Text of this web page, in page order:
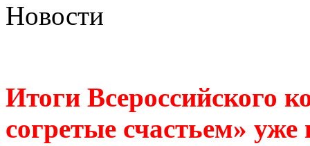
Новости
Итоги Всероссийского
согретые счастьем» уже